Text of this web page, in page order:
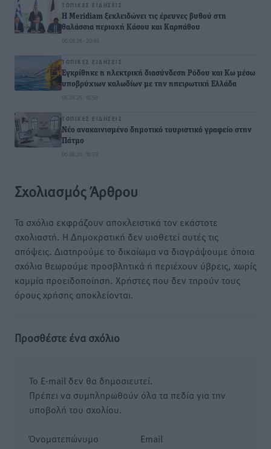
ΤΟΠΙΚΈΣ ΕΙΔΉΣΕΙΣ
Η Meridiam ξεκλειδώνει τις έρευνες βυθού στη
θαλάσσια περιοχή Κάσου και Καρπάθου
06.08.26 · 20:49
ΤΟΠΙΚΈΣ ΕΙΔΉΣΕΙΣ
Εγκρίθηκε η ηλεκτρική διασύνδεση Ρόδου και Κω μέσω
υποβρύχιων καλωδίων με την ηπειρωτική Ελλάδα
06.08.26 · 18:58
ΤΟΠΙΚΈΣ ΕΙΔΉΣΕΙΣ
Νέο ανακαινισμένο δημοτικό τουριστικό γραφείο στην
Πάτμο
06.08.26 · 18:39
Σχολιασμός Άρθρου
Τα σχόλια εκφράζουν αποκλειστικά τον εκάστοτε
σχολιαστή. Η Δημοκρατική δεν υιοθετεί αυτές τις
απόψεις. Διατηρούμε το δικαίωμα να διαγράψουμε όποια
σχόλια θεωρούμε προσβλητικά ή περιέχουν ύβρεις, χωρίς
καμμία προειδοποίηση. Χρήστες που δεν τηρούν τους
όρους χρήσης αποκλείονται.
Προσθέστε ένα σχόλιο
Το E-mail δεν θα δημοσιευτεί.
Πρέπει να συμπληρωθούν όλα τα πεδία για την
υποβολή του σχολίου.
Όνοματεπώνυμο Email